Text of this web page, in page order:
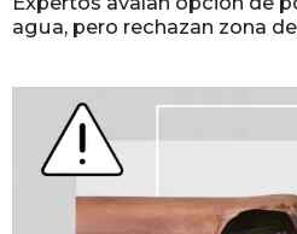
agua, pero rechazan zona